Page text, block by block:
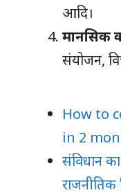
आदि।
मानसिक
संयोजन,
How to
in 2
संविधान
राजनीतिक